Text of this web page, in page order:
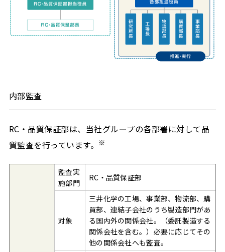
内部監査
RC・品質保証部は、当社グループの各部署に対して品
質監査を行っています。
※
監査実
施部門
RC・品質保証部
対象
三井化学の工場、事業部、物流部、購
買部、連結子会社のうち製造部門があ
る国内外の関係会社。（委託製造する
関係会社を含む。）必要に応じてその
他の関係会社へも監査。